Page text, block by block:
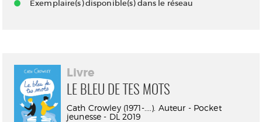
Exemplaire(s) disponible(s) dans le réseau
Livre
LE BLEU DE TES MOTS
Cath Crowley (1971-....). Auteur - Pocket
jeunesse - DL 2019